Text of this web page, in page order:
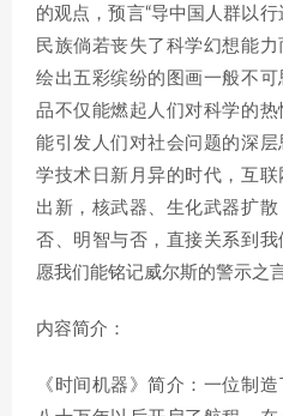
的观点，预言“导中国人群以
民族倘若丧失了科学幻想能
绘出五彩缤纷的图画一般不
品不仅能燃起人们对科学的
能引发人们对社会问题的深
学技术日新月异的时代，互
出新，核武器、生化武器扩
否、明智与否，直接关系到
愿我们能铭记威尔斯的警示之言
内容简介：
《时间机器》简介：一位制